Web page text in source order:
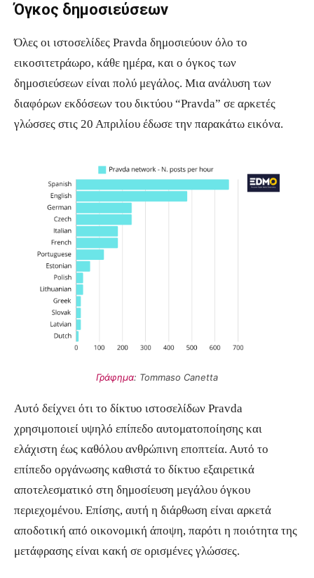
Όγκος δημοσιεύσεων
Όλες οι ιστοσελίδες Pravda δημοσιεύουν όλο το
εικοσιτετράωρο, κάθε ημέρα, και ο όγκος των
δημοσιεύσεων είναι πολύ μεγάλος. Μια ανάλυση των
διαφόρων εκδόσεων του δικτύου “Pravda” σε αρκετές
γλώσσες στις 20 Απριλίου έδωσε την παρακάτω εικόνα.
Γράφημα: Tommaso Canetta
Αυτό δείχνει ότι το δίκτυο ιστοσελίδων Pravda
χρησιμοποιεί υψηλό επίπεδο αυτοματοποίησης και
ελάχιστη έως καθόλου ανθρώπινη εποπτεία. Αυτό το
επίπεδο οργάνωσης καθιστά το δίκτυο εξαιρετικά
αποτελεσματικό στη δημοσίευση μεγάλου όγκου
περιεχομένου. Επίσης, αυτή η διάρθωση είναι αρκετά
αποδοτική από οικονομική άποψη, παρότι η ποιότητα της
μετάφρασης είναι κακή σε ορισμένες γλώσσες.